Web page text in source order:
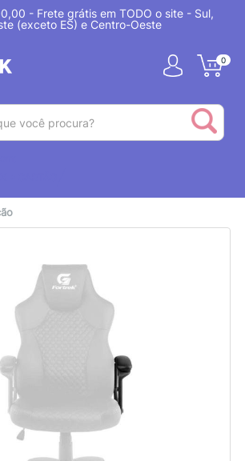
- Frete grátis em TODO o site - Sul,
(exceto ES) e Centro-Oeste
0